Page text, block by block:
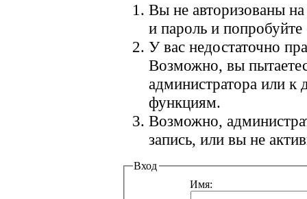
Вы не авторизованы
и пароль и
У вас недостаточно
Возможно, вы
администратора или
функциям.
Возможно,
запись, или вы не
Вход
Имя: